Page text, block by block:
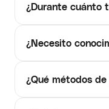
¿Durante cuánto
¿Necesito
¿Qué métodos